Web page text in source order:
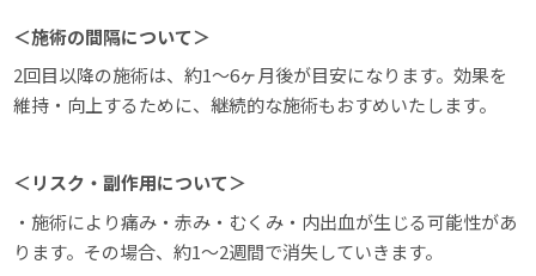
＜施術の間隔について＞
2回目以降の施術は、約1～6ヶ月後が目安になります。効果を
維持・向上するために、継続的な施術もおすめいたします。
＜リスク・副作用について＞
・施術により痛み・赤み・むくみ・内出血が生じる可能性があ
ります。その場合、約1～2週間で消失していきます。